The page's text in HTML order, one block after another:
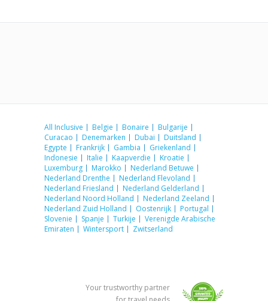
All Inclusive Belgie Bonaire
Bulgarije
Curacao
Denemarken Dubai
Duitsland
Egypte
Frankrijk Gambia
Griekenland
Indonesie
Italie Kaapverdie
Kroatie
Luxemburg
Marokko
Nederland Betuwe
Nederland Drenthe
Nederland Flevoland
Nederland Friesland
Nederland Gelderland
Nederland Noord Holland
Nederland Zeeland
Nederland Zuid Holland
Oostenrijk
Portugal
Slovenie
Spanje Turkije
Verenigde Arabische
Emiraten
Wintersport Zwitserland
Your trustworthy partner